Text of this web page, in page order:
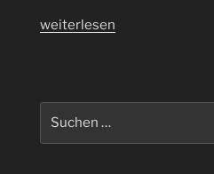
„.gitignore
weiterlesen